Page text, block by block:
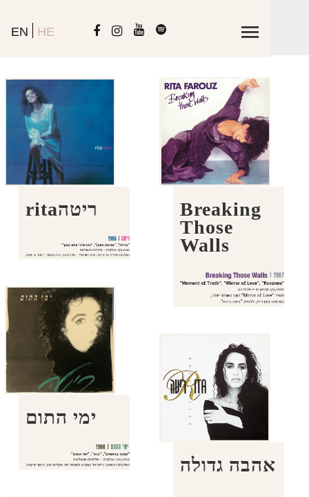
EN HE
ריטהrita
Breaking
Those
Walls
ימי התום
אהבה גדולה